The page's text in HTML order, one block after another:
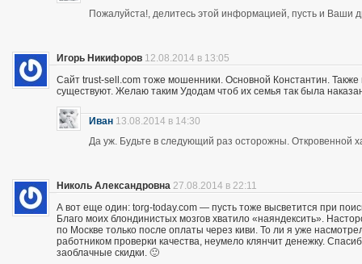
Пожалуйста!, делитесь этой информацией, пусть и Ваши
Игорь Никифоров 12.08.2014 в 13:05
Сайт trust-sell.com тоже мошенники. Основной Константин.
существуют. Желаю таким Удодам чтоб их семья так была
Иван 13.08.2014 в 14:30
Да уж. Будьте в следующий раз осторожны. Откровенной
Николь Александровна 27.08.2014 в 22:11
А вот еще один: torg-today.com — пусть тоже высветится при
Благо моих блондинистых мозгов хватило «наяндексить».
по Москве только после оплаты через киви. То ли я уже
работником проверки качества, неумело клянчит денежку.
заоблачные скидки. 🙂